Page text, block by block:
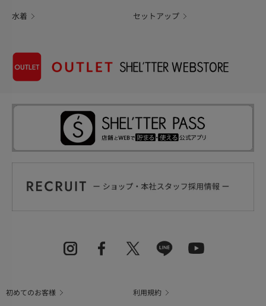
水着 セットアップ
初めてのお客様 利用規約